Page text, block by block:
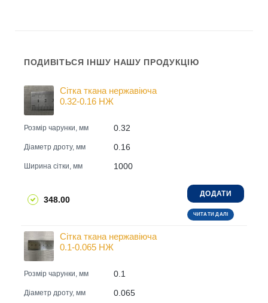
ПОДИВІТЬСЯ ІНШУ НАШУ ПРОДУКЦІЮ
Сітка ткана нержавіюча
0.32-0.16 НЖ
Розмір чарунки, мм 0.32
Діаметр дроту, мм 0.16
Ширина сітки, мм 1000
348.00
ДОДАТИ
ЧИТАТИ ДАЛІ
Сітка ткана нержавіюча
0.1-0.065 НЖ
Розмір чарунки, мм 0.1
Діаметр дроту, мм 0.065